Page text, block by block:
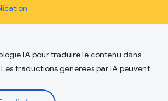
IA pour traduire le contenu dans
traductions générées par IA peuvent